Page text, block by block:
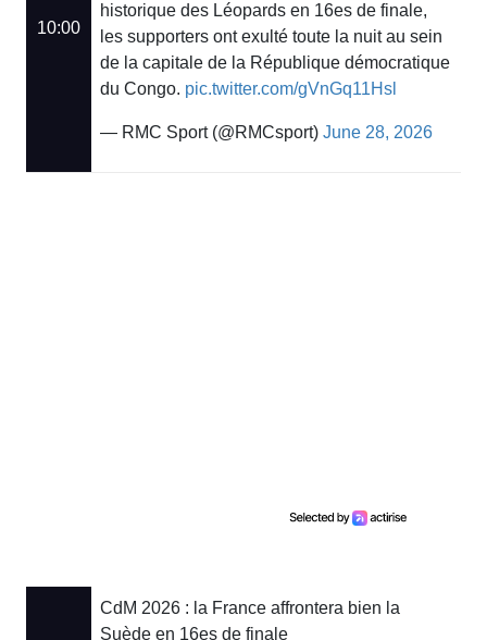
10:00
historique des Léopards en 16es de finale,
les supporters ont exulté toute la nuit au sein
de la capitale de la République démocratique
du Congo. pic.twitter.com/gVnGq11Hsl
— RMC Sport (@RMCsport) June 28, 2026
CdM 2026 : la France affrontera bien la
Suède en 16es de finale